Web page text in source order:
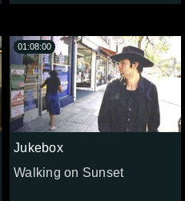
Jukebox
Walking on Sunset
01:08:00